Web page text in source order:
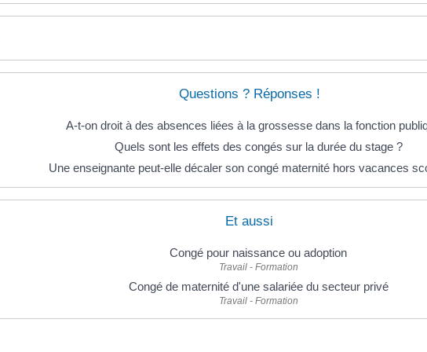
Questions ? Réponses !
A-t-on droit à des absences liées à la grossesse dans la fonction
Quels sont les effets des congés sur la durée du stage ?
Une enseignante peut-elle décaler son congé maternité hors vacances
Et aussi
Congé pour naissance ou adoption
Travail - Formation
Congé de maternité d'une salariée du secteur privé
Travail - Formation